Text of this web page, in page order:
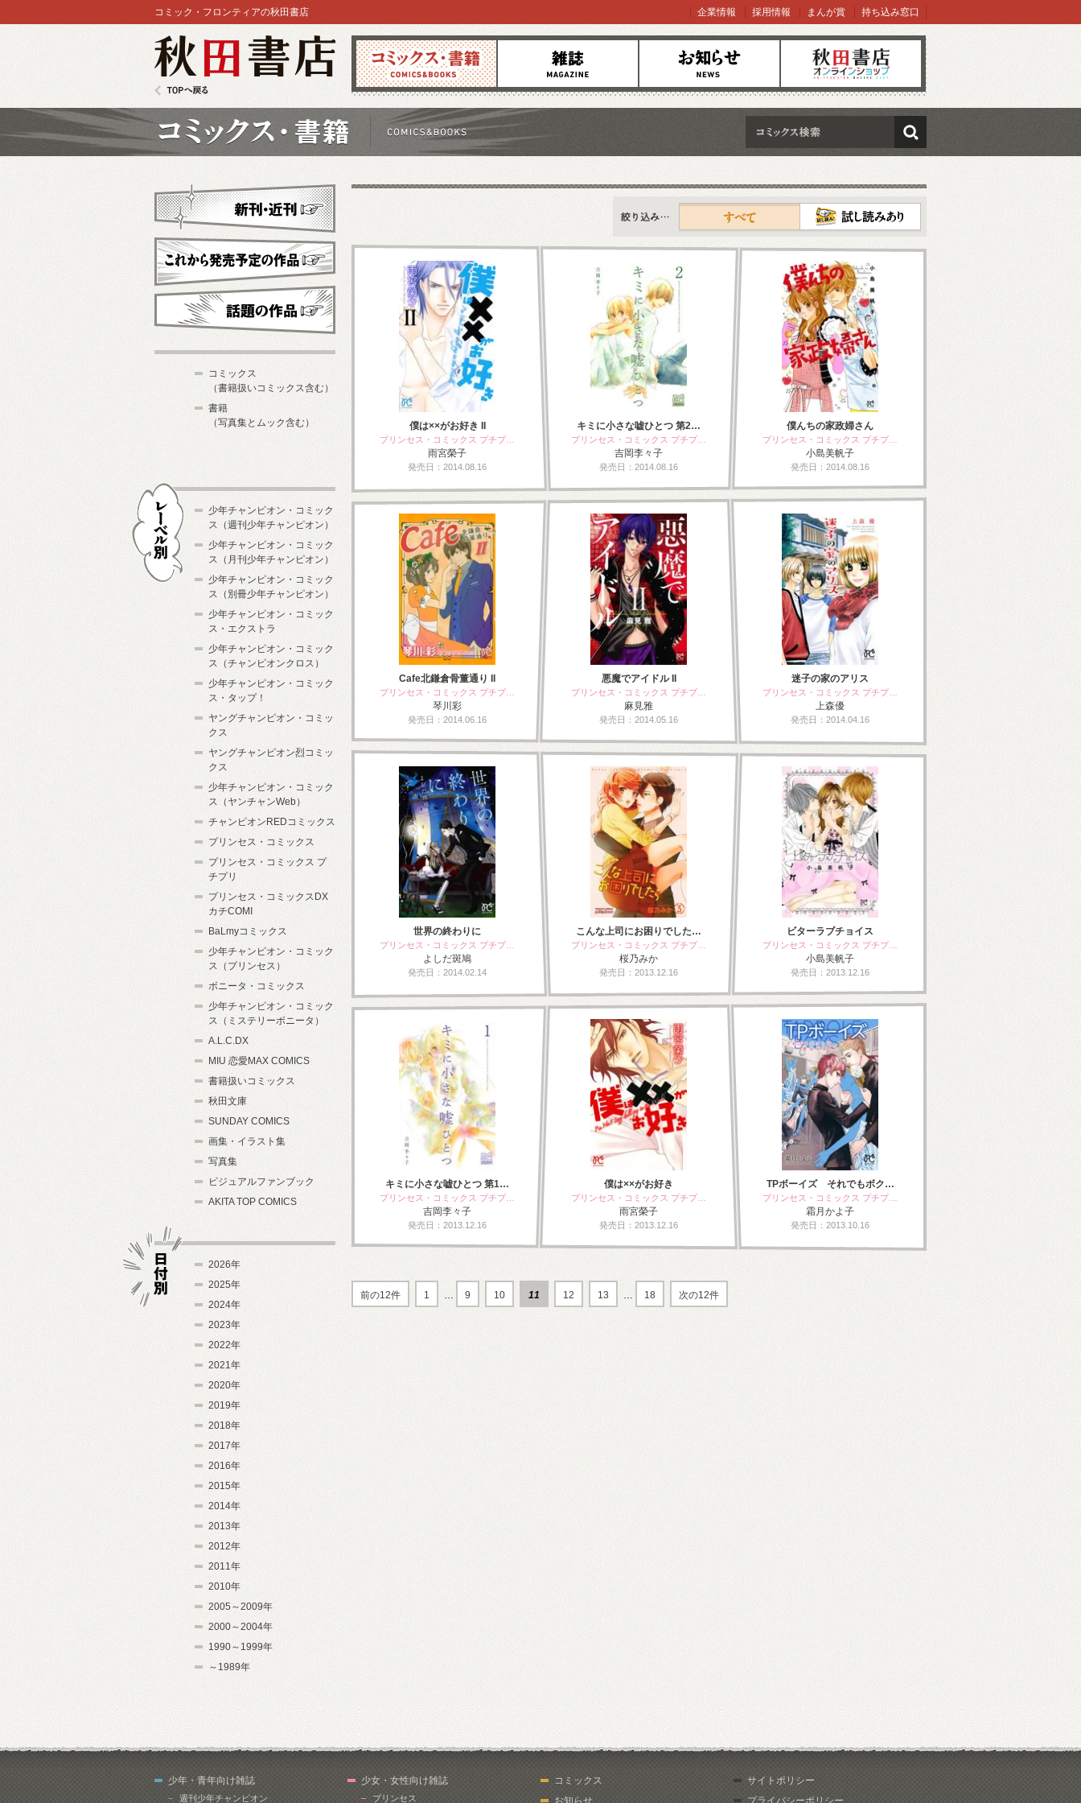
コミックス 雑誌 お知らせ オンラインショップ
コミック・フロンティアの秋田書店 企業情報 採用情報 まんが賞 持ち込み窓口
検索
新刊情報
すべて
僕は××がお好き II
プリンセス・コミックス プチプ…
雨宮榮子
発売日：2014.08.16
キミに小さな嘘ひとつ 第2…
プリンセス・コミックス プチプ…
吉岡李々子
発売日：2014.08.16
僕んちの家政婦さん
プリンセス・コミックス プチプ…
小島美帆子
発売日：2014.08.16
Cafe北鎌倉骨董通り II
プリンセス・コミックス プチプ…
琴川彩
発売日：2014.06.16
悪魔でアイドル II
プリンセス・コミックス プチプ…
麻見雅
発売日：2014.05.16
迷子の家のアリス
プリンセス・コミックス プチプ…
上森優
発売日：2014.04.16
世界の終わりに
プリンセス・コミックス プチプ…
よしだ斑鳩
発売日：2014.02.14
こんな上司にお困りでした…
プリンセス・コミックス プチプ…
桜乃みか
発売日：2013.12.16
ビターラブチョイス
プリンセス・コミックス プチプ…
小島美帆子
発売日：2013.12.16
キミに小さな嘘ひとつ 第1…
プリンセス・コミックス プチプ…
吉岡李々子
発売日：2013.12.16
僕は××がお好き
プリンセス・コミックス プチプ…
雨宮榮子
発売日：2013.12.16
TPボーイズ それでもボク…
プリンセス・コミックス プチプ…
霜月かよ子
発売日：2013.10.16
前の12件 1 … 9 10 11 12 13 … 18 次の12件
新刊・近刊
これから発売予定
コミックス
（書籍扱いコミックス含む）
書籍
（写真集とムック含む）
少年チャンピオン・コミック
ス（週刊少年チャンピオン）
少年チャンピオン・コミック
ス（月刊少年チャンピオン）
少年チャンピオン・コミック
ス（別冊少年チャンピオン）
少年チャンピオン・コミック
ス・エクストラ
少年チャンピオン・コミック
ス（チャンピオンクロス）
少年チャンピオン・コミック
ス・タップ！
ヤングチャンピオン・コミッ
クス
ヤングチャンピオン烈コミッ
クス
少年チャンピオン・コミック
ス（ヤンチャンWeb）
チャンピオンREDコミックス
プリンセス・コミックス
プリンセス・コミックス プ
チプリ
プリンセス・コミックスDX
カチCOMI
BaLmyコミックス
少年チャンピオン・コミック
ス（プリンセス）
ボニータ・コミックス
少年チャンピオン・コミック
ス（ミステリーボニータ）
A.L.C.DX
MIU 恋愛MAX COMICS
書籍扱いコミックス
秋田文庫
SUNDAY COMICS
画集・イラスト集
写真集
ビジュアルファンブック
AKITA TOP COMICS
2026年
2025年
2024年
2023年
2022年
2021年
2020年
2019年
2018年
2017年
2016年
2015年
2014年
2013年
2012年
2011年
2010年
2005～2009年
2000～2004年
1990～1999年
～1989年
少年・青年向け雑誌
週刊少年チャンピオン
少女・女性向け雑誌
プリンセス
コミックス
お知らせ
サイトポリシー
プライバシーポリシー